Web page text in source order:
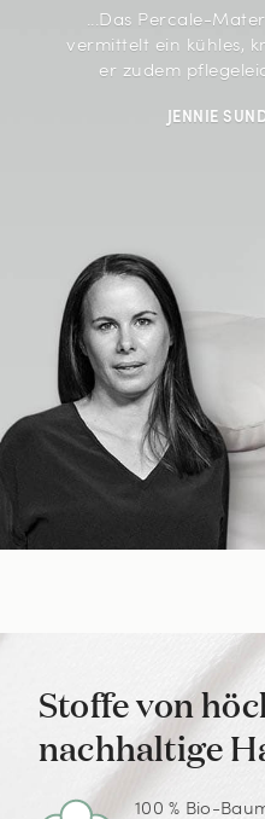
... Das Percale-
vermittelt ein kühles,
er zudem
JENNIE
Stoffe von
nachhaltige
100 % Bio-